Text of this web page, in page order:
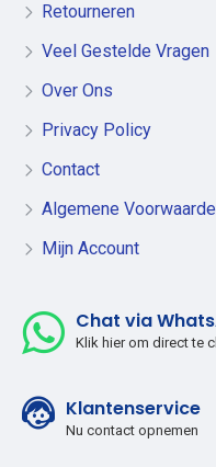
Retourneren
Veel Gestelde Vragen
Over Ons
Privacy Policy
Contact
Algemene
Mijn Account
Chat via
Klik hier om direct te
Klantenservice
Nu contact opnemen